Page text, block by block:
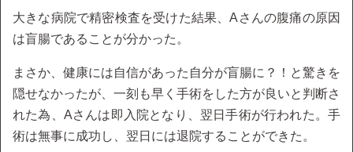
大きな病院で精密検査を受けた結果、Aさんの腹痛の原因
は盲腸であることが分かった。
まさか、健康には自信があった自分が盲腸に？！と驚きを
隠せなかったが、一刻も早く手術をした方が良いと判断さ
れた為、Aさんは即入院となり、翌日手術が行われた。手
術は無事に成功し、翌日には退院することができた。